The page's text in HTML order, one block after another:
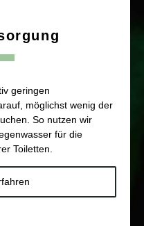
geringen
möglichst wenig der
So nutzen wir
für die
Toiletten.